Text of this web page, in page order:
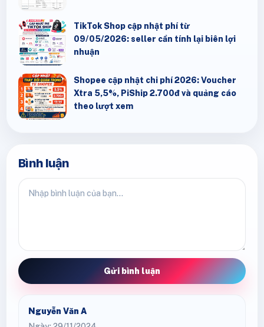
TikTok Shop cập nhật phí từ
09/05/2026: seller cần tính lại biên lợi
nhuận
Shopee cập nhật chi phí 2026: Voucher
Xtra 5,5%, PiShip 2.700đ và quảng cáo
theo lượt xem
Bình luận
Gửi bình luận
Nguyễn Văn A